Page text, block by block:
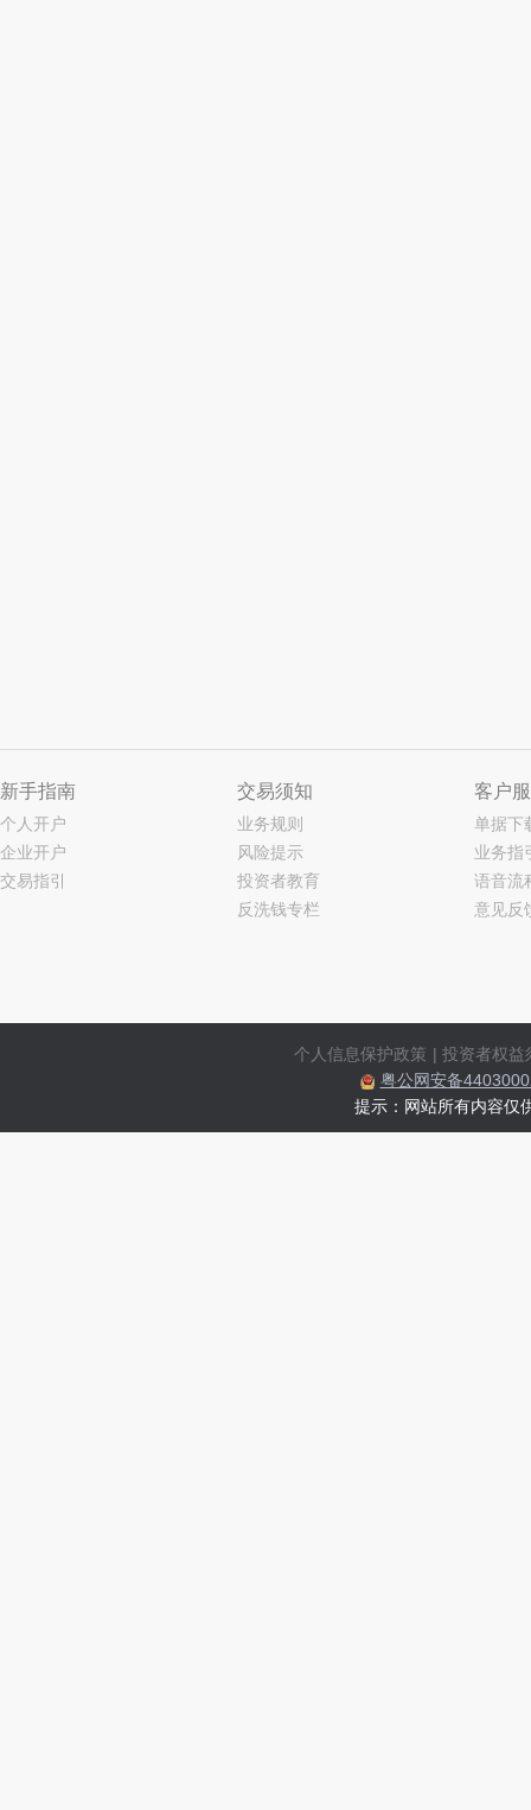
新手指南
个人开户
企业开户
交易指引
交易须知
业务规则
风险提示
投资者教育
反洗钱专栏
客户
单据下
业务指
语音流
意见反
个人信息保护政策 | 投资者权益
粤公网安备
提示：网站所有内容仅